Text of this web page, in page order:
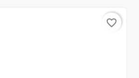
favorite_border